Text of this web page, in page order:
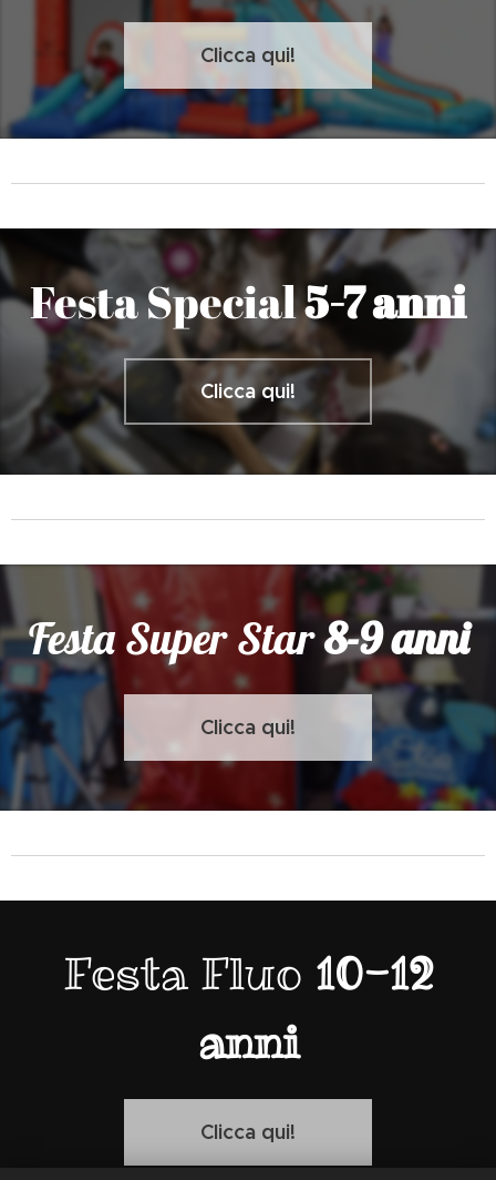
Clicca qui!
Festa Special5-7 anni
Clicca qui!
Festa Super Star8-9 anni
Clicca qui!
Festa Fluo 10-12
anni
Clicca qui!